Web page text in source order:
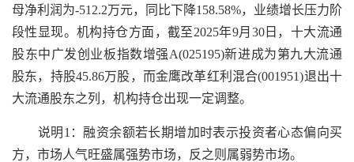
母净利润为-512.2万元，同比下降158.58%，业绩增长压力阶
段性显现。机构持仓方面，截至2025年9月30日，十大流通
股东中广发创业板指数增强A(025195)新进成为第九大流通
股东，持股45.86万股，而金鹰改革红利混合(001951)退出十
大流通股东之列，机构持仓出现一定调整。
说明1：融资余额若长期增加时表示投资者心态偏向买
方，市场人气旺盛属强势市场，反之则属弱势市场。